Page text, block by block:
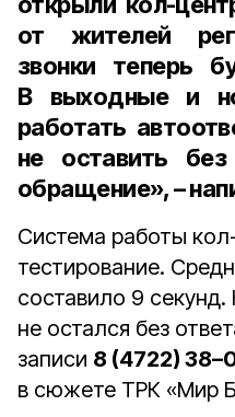
от жителей
звонки теперь
В выходные и
работать
не оставить
обращение», –
Система работы
тестирование.
составило 9
не остался без
записи 8 (4722)
в сюжете ТРК «Мир